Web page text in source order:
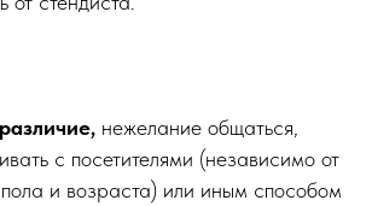
нежелание общаться,
с посетителями (независимо от
и возраста) или иным способом